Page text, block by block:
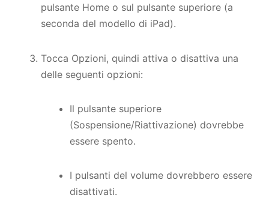
pulsante Home o sul pulsante superiore (a
seconda del modello di iPad).
Tocca Opzioni, quindi attiva o disattiva una
delle seguenti opzioni:
Il pulsante superiore
(Sospensione/Riattivazione) dovrebbe
essere spento.
I pulsanti del volume dovrebbero essere
disattivati.